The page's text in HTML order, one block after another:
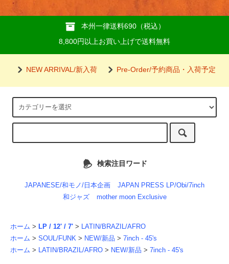
本州一律送料690（税込）
8,800円以上お買い上げで送料無料
NEW ARRIVAL/新入荷 Pre-Order/予約商品・入荷予定
検索注目ワード
JAPANESE/和モノ/日本企画
JAPAN PRESS LP/Obi/7inch
和ジャズ
mother moon Exclusive
ホーム > LP / 12' / 7' > LATIN/BRAZIL/AFRO
ホーム > SOUL/FUNK > NEW/新品 > 7inch - 45's
ホーム > LATIN/BRAZIL/AFRO > NEW/新品 > 7inch - 45's